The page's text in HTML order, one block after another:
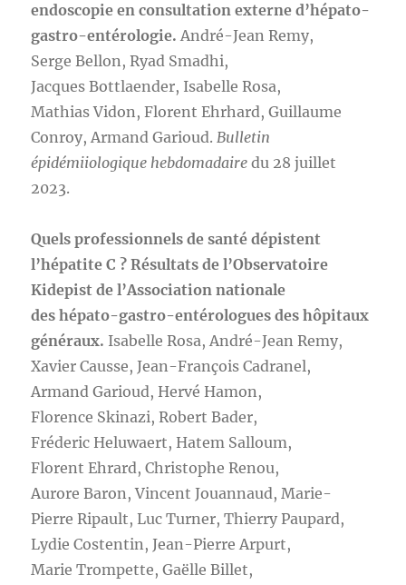
endoscopie en consultation externe d’hépato-
gastro-entérologie. André-Jean Remy,
Serge Bellon, Ryad Smadhi,
Jacques Bottlaender, Isabelle Rosa,
Mathias Vidon, Florent Ehrhard, Guillaume
Conroy, Armand Garioud.Bulletin
épidémiiologique hebdomadaire du 28 juillet
2023.
Quels professionnels de santé dépistent
l’hépatite C ? Résultats de l’Observatoire
Kidepist de l’Association nationale
des hépato-gastro-entérologues des hôpitaux
généraux. Isabelle Rosa, André-Jean Remy,
Xavier Causse, Jean-François Cadranel,
Armand Garioud, Hervé Hamon,
Florence Skinazi, Robert Bader,
Fréderic Heluwaert, Hatem Salloum,
Florent Ehrard, Christophe Renou,
Aurore Baron, Vincent Jouannaud, Marie-
Pierre Ripault, Luc Turner, Thierry Paupard,
Lydie Costentin, Jean-Pierre Arpurt,
Marie Trompette, Gaëlle Billet,